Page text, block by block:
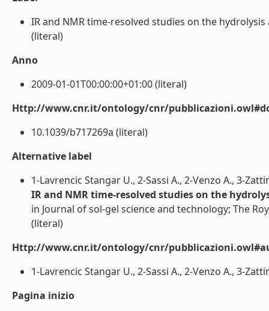
IR and NMR time-resolved studies on the
(literal)
Anno
2009-01-01T00:00:00+01:00 (literal)
Http://www.cnr.it/ontology/cnr/
10.1039/b717269a (literal)
Alternative label
1-Lavrencic Stangar U., 2-Sassi A., 2-Venzo A., 3-
IR and NMR time-resolved studies on the
in Journal of sol-gel science and technology; The
(literal)
Http://www.cnr.it/ontology/cnr/
1-Lavrencic Stangar U., 2-Sassi A., 2-Venzo A., 3-
Pagina inizio